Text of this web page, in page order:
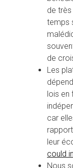
de
temps
de
Les
lois en
car
leur
could
Nous